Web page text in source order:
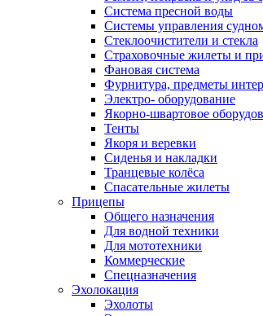
Система пресной воды
Системы управления
Стеклоочистители и стекла
Страховочные жилеты и
Фановая система
Фурнитура, предметы
Электро- оборудование
Якорно-швартовое
Тенты
Якоря и веревки
Сиденья и накладки
Транцевые колёса
Спасательные жилеты
Прицепы
Общего назначения
Для водной техники
Для мототехники
Коммерческие
Спецназначения
Эхолокация
Эхолоты